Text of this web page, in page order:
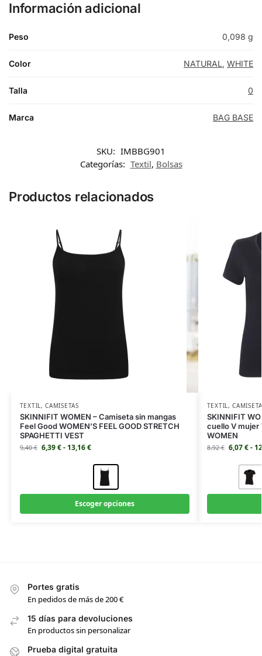
Información adicional
Peso 0,098 g
Color NATURAL, WHITE
Talla 0
Marca BAG BASE
SKU: IMBBG901
Categorías: Textil, Bolsas
Productos relacionados
TEXTIL,CAMISETAS
SKINNIFIT WOMEN – Camiseta sin mangas
Feel Good WOMEN’S FEEL GOOD STRETCH
SPAGHETTI VEST
9,40€ 6,39€- 13,16€
Escoger opciones
TEXTIL,
SKINNIFIT
cuello V mujer
WOMEN
8,92€ 6,07€-
Portes gratis
En pedidos de más de 200 €
15 días para devoluciones
En productos sin personalizar
Prueba digital gratuita